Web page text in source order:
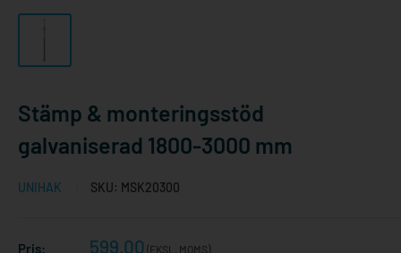
Stämp & monteringsstöd
galvaniserad 1800-3000 mm
UNIHAK SKU: MSK20300
Pris: Reapris
599,00 (EKSL. MOMS)